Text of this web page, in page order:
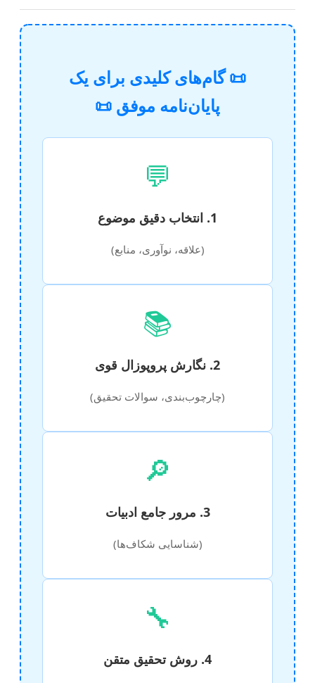
📜 گام‌های کلیدی برای یک
پایان‌نامه موفق 📜
💬
1. انتخاب دقیق موضوع
(علاقه، نوآوری، منابع)
📚
2. نگارش پروپوزال قوی
(چارچوب‌بندی، سوالات تحقیق)
🔎
3. مرور جامع ادبیات
(شناسایی شکاف‌ها)
🔧
4. روش تحقیق متقن